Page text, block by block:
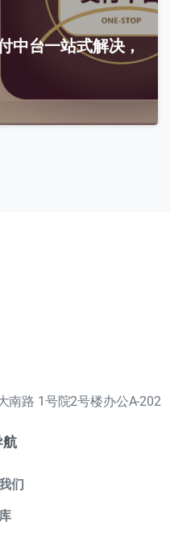
中台一站式解决，
南路 1号院2号楼办公A-202
们